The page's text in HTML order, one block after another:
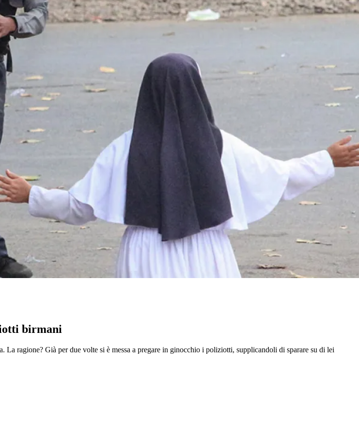
birmani
ragione? Già per due volte si è messa a pregare in ginocchio i poliziotti, supplicandoli di sparare su di lei